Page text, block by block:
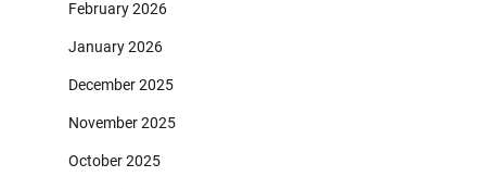
February 2026
January 2026
December 2025
November 2025
October 2025